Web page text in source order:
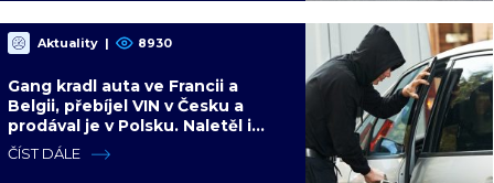
Aktuality | 8930
Gang kradl auta ve Francii a
Belgii, přebíjel VIN v Česku a
prodával je v Polsku. Naletěl i
polský vicepremiér
ČÍST DÁLE